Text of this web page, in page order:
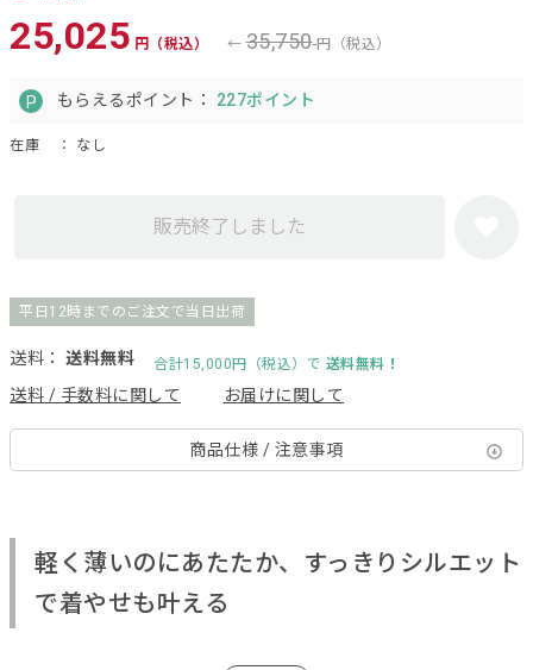
25,025 円（税込） 35,750 円（税込）
もらえるポイント： 227ポイント
在庫 ： なし
販売終了しました
平日12時までのご注文で当日出荷
送料： 送料無料 合計15,000円（税込）で 送料無料！
送料 / 手数料に関して お届けに関して
商品仕様 / 注意事項
軽く薄いのにあたたか、すっきりシルエット
で着やせも叶える